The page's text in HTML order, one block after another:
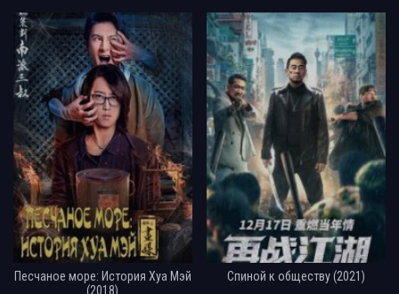
Песчаное море: История Хуа Мэй
(2018)
Спиной к обществу (2021)